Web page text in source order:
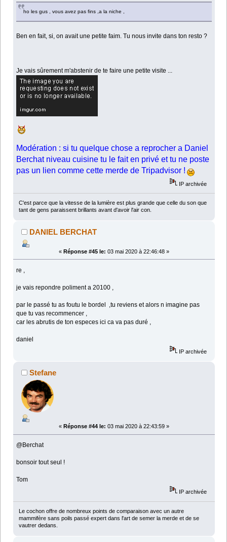
ho les gus , vous avez pas fins ,a la niche ,
Ben en fait, si, on avait une petite faim. Tu nous invite dans ton resto ?
Je vais sûrement m'abstenir de te faire une petite visite ...
Modération : si tu quelque chose a reprocher a Daniel
Berchat niveau cuisine tu le fait en privé et tu ne poste
pas un lien comme cette merde de Tripadvisor !
IP archivée
C'est parce que la vitesse de la lumière est plus grande que celle du son que
tant de gens paraissent brillants avant d'avoir l'air con.
DANIEL BERCHAT
« Réponse #45 le: 03 mai 2020 à 22:46:48 »
re ,
je vais repondre poliment a 20100 ,
par le passé tu as foutu le bordel ,tu reviens et alors n imagine pas
que tu vas recommencer ,
car les abrutis de ton especes ici ca va pas duré ,
daniel
IP archivée
Stefane
« Réponse #44 le: 03 mai 2020 à 22:43:59 »
@Berchat
bonsoir tout seul !
Tom
IP archivée
Le cochon offre de nombreux points de comparaison avec un autre
mammifère sans poils passé expert dans l'art de semer la merde et de se
vautrer dedans.